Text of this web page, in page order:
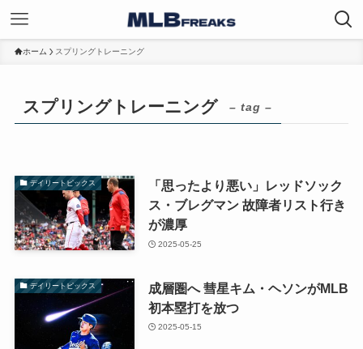
ホーム スプリングトレーニング
スプリングトレーニング – tag –
デイリートピックス
「思ったより悪い」レッドソック
ス・ブレグマン 故障者リスト行き
が濃厚
2025-05-25
デイリートピックス
成層圏へ 彗星キム・ヘソンがMLB
初本塁打を放つ
2025-05-15